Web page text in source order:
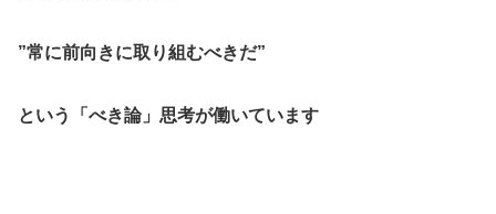
”常に前向きに取り組むべきだ”
という「べき論」思考が働いています